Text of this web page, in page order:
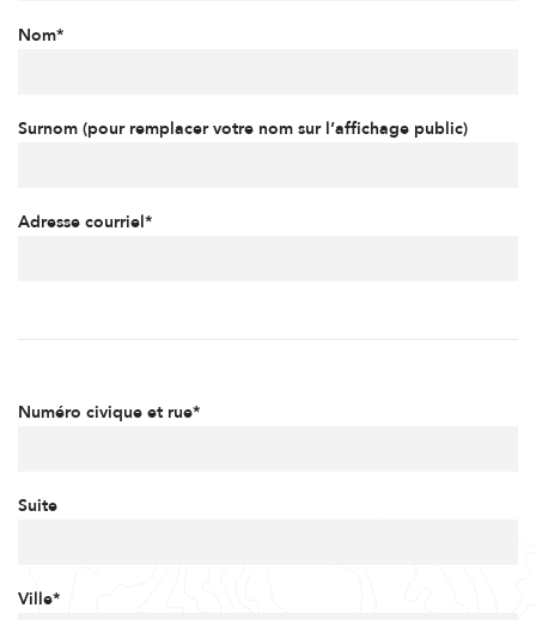
Nom*
Surnom (pour remplacer votre nom sur l’affichage public)
Adresse courriel*
Numéro civique et rue*
Suite
Ville*